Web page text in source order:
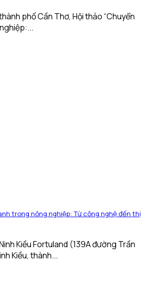
phố Cần Thơ, Hội thảo “Chuyển
trong nông nghiệp: Từ công nghệ đến thị
Kiều Fortuland (139A đường Trần
Kiều, thành...